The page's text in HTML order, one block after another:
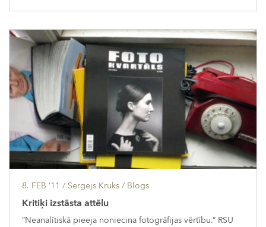
8. FEB ’11 / Sergejs Kruks / Blogs
Kritiķi izstāsta attēlu
“Neanalītiskā pieeja noniecina fotogrāfijas vērtību.” RSU